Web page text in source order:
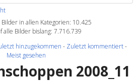
Bilder in allen Kategorien: 10.425
alle Bilder bislang: 7.716.739
hinzugekommen - Zuletzt kommentiert-
Meist gesehen
2008_11